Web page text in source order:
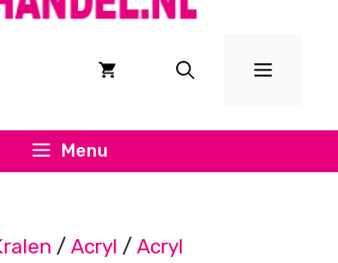
Menu
Menu
/ Acryl / Acryl